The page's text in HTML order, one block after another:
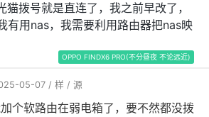
猫拨号就是直连了，我之前早改了，
有用nas，我需要利用路由器把nas映
OPPO FINDX6 PRO(不分昼夜 不论远近)
05-07 / 样 / 源
个软路由在弱电箱了，要不然都没拨